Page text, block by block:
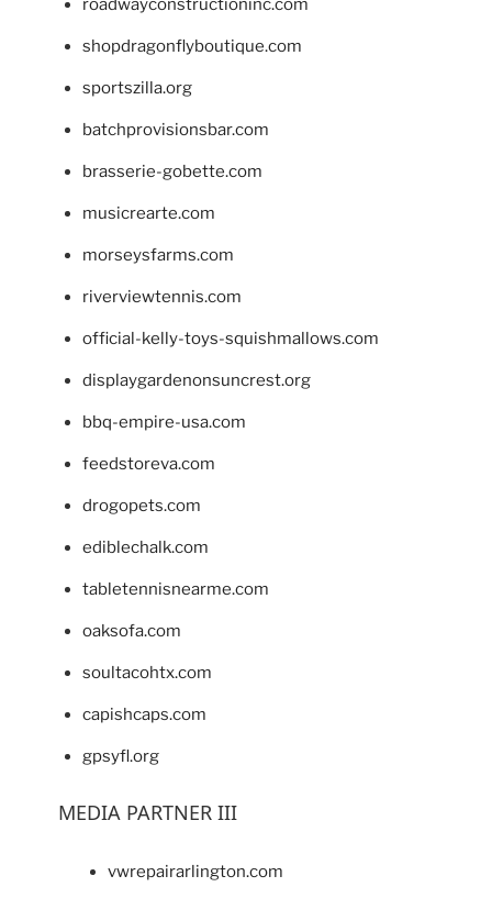
roadwayconstructioninc.com
shopdragonflyboutique.com
sportszilla.org
batchprovisionsbar.com
brasserie-gobette.com
musicrearte.com
morseysfarms.com
riverviewtennis.com
official-kelly-toys-squishmallows.com
displaygardenonsuncrest.org
bbq-empire-usa.com
feedstoreva.com
drogopets.com
ediblechalk.com
tabletennisnearme.com
oaksofa.com
soultacohtx.com
capishcaps.com
gpsyfl.org
MEDIA PARTNER III
vwrepairarlington.com